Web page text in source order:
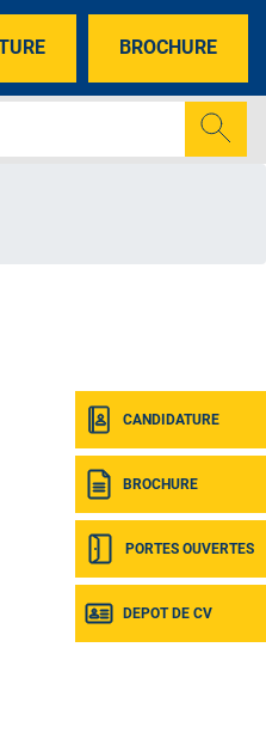
BROCHURE
CANDIDATURE
BROCHURE
PORTES OUVERTES
DEPOT DE CV